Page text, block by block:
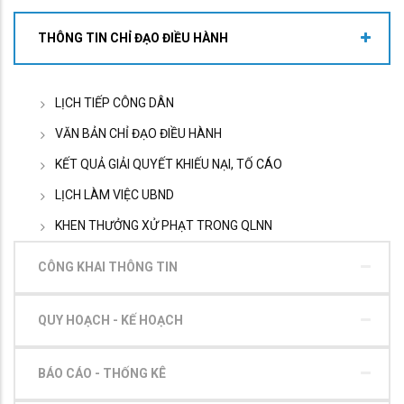
THÔNG TIN CHỈ ĐẠO ĐIỀU HÀNH
LỊCH TIẾP CÔNG DÂN
VĂN BẢN CHỈ ĐẠO ĐIỀU HÀNH
KẾT QUẢ GIẢI QUYẾT KHIẾU NẠI, TỐ CÁO
LỊCH LÀM VIỆC UBND
KHEN THƯỞNG XỬ PHẠT TRONG QLNN
CÔNG KHAI THÔNG TIN
QUY HOẠCH - KẾ HOẠCH
BÁO CÁO - THỐNG KÊ